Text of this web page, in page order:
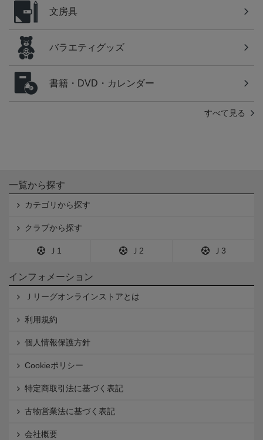
文房具
バラエティグッズ
書籍・DVD・カレンダー
すべて見る
一覧から探す
カテゴリから探す
クラブから探す
Ｊ1 Ｊ2 Ｊ3
インフォメーション
Ｊリーグオンラインストアとは
利用規約
個人情報保護方針
Cookieポリシー
特定商取引法に基づく表記
古物営業法に基づく表記
会社概要